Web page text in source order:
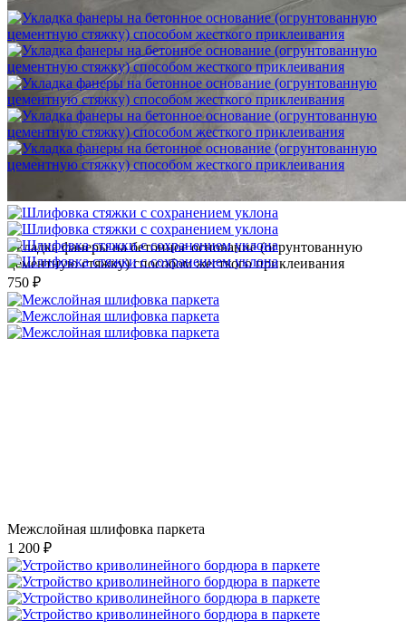
Укладка фанеры на бетонное основание (огрунтованную
цементную стяжку) способом жесткого приклеивания
750 ₽
Межслойная шлифовка паркета
1 200 ₽